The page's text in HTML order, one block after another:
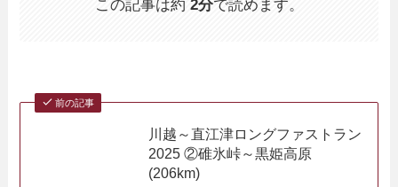
この記事は約 2分で読めます。
前の記事
川越～直江津ロングファストラン
2025 ②碓氷峠～黒姫高原
(206km)